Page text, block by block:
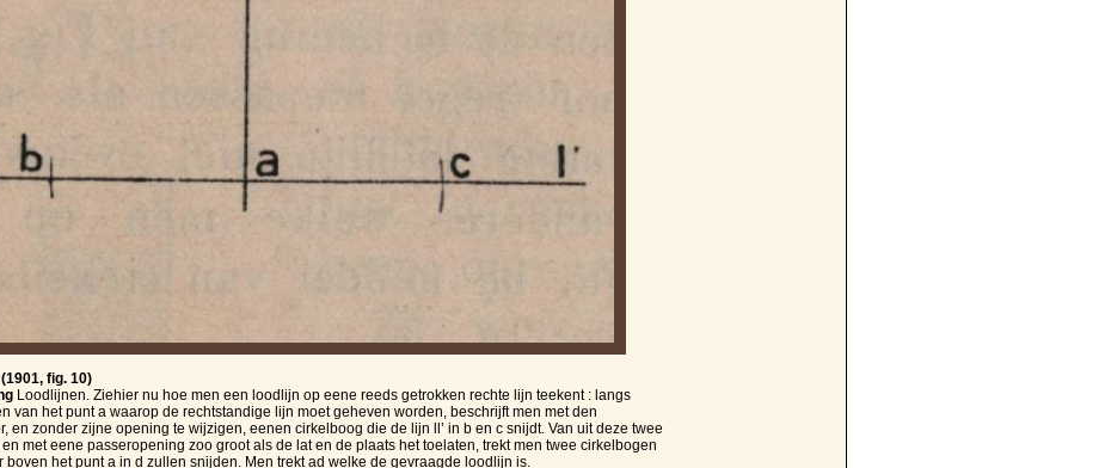
fig. 10)
Loodlijnen. Ziehier nu hoe men een loodlijn op eene reeds getrokken rechte lijn teekent : langs
van het punt a waarop de rechtstandige lijn moet geheven worden, beschrijft men met den
en zonder zijne opening te wijzigen, eenen cirkelboog die de lijn ll’ in b en c snijdt. Van uit deze twee
met eene passeropening zoo groot als de lat en de plaats het toelaten, trekt men twee cirkelbogen
boven het punt a in d zullen snijden. Men trekt ad welke de gevraagde loodlijn is.